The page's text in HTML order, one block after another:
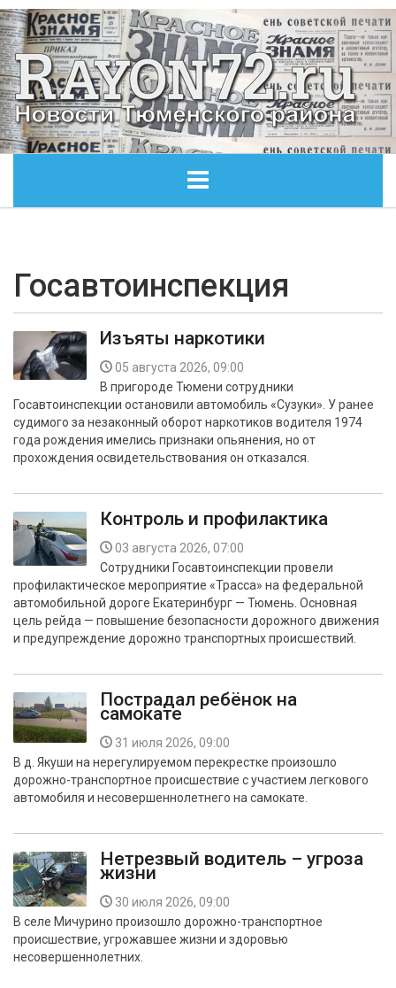
ОБЩЕСТВО
ЭКОНОМИКА
КУЛЬТУРА
БЕЗОПАСНОСТЬ
СПОРТ
АРХИВ PDF
Госавтоинспекция
Изъяты наркотики
05 августа 2026, 09:00
В пригороде Тюмени сотрудники
Госавтоинспекции остановили автомобиль «Сузуки». У ранее
судимого за незаконный оборот наркотиков водителя 1974
года рождения имелись признаки опьянения, но от
прохождения освидетельствования он отказался.
Контроль и профилактика
03 августа 2026, 07:00
Сотрудники Госавтоинспекции провели
профилактическое мероприятие «Трасса» на федеральной
автомобильной дороге Екатеринбург — Тюмень. Основная
цель рейда — повышение безопасности дорожного движения
и предупреждение дорожно транспортных происшествий.
Пострадал ребёнок на
самокате
31 июля 2026, 09:00
В д. Якуши на нерегулируемом перекрестке произошло
дорожно-транспортное происшествие с участием легкового
автомобиля и несовершеннолетнего на самокате.
Нетрезвый водитель – угроза
жизни
30 июля 2026, 09:00
В селе Мичурино произошло дорожно-транспортное
происшествие, угрожавшее жизни и здоровью
несовершеннолетних.